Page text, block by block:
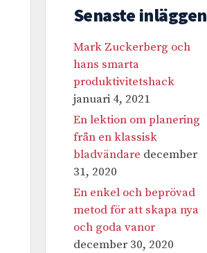
Senaste inläggen
Mark Zuckerberg och
hans smarta
produktivitetshack
januari 4, 2021
En lektion om planering
från en klassisk
bladvändare december
31, 2020
En enkel och beprövad
metod för att skapa nya
och goda vanor
december 30, 2020